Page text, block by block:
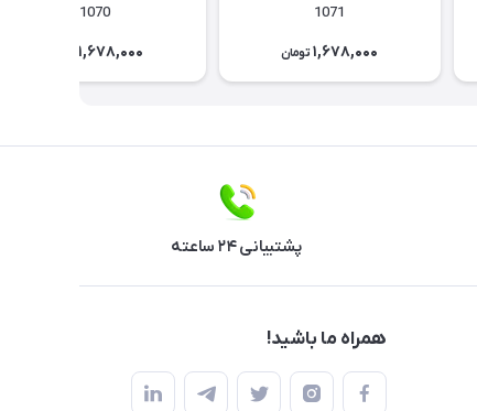
1071
1,678,000 تومان
1070
1,678,000
پشتیبانی ۲۴ ساعته
همراه ما باشید!